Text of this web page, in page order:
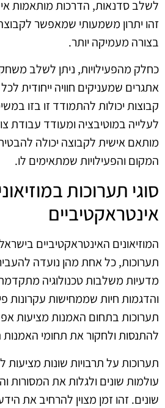
לשלב סדנאות, הדרכות מותאמות
זהו יתרון משמעותי שמאפשר
בצורה מעמיקה יותר.
כחלק מהפעילויות, ניתן לשלב
אתגרים שמעניקים חוויה ייחודית
קבוצות יכולות להתמודד זו בזו
לעלייה במוטיבציה ומעודד עבודת
מותאם אישית לקבוצה יכולה
המקום והפעילויות שמתאימים לו.
סוגי תערוכות
אינטראקטיביים
המוזיאונים האינטראקטיביים
תערוכות, כל אחת מהן נועדה
מדעיות משלבות טכנולוגיה מתקדמת,
והדגמות חיות שממחישות עקרונות
תערוכות בתחום האמנות מציעות
להתנסות ולחקור את תחומי האמנות
תערוכות על תרבויות שונות מציעות
עולמות שונים ולגלות את המסורות
שונים. זהו זמן מצוין להרחיב את